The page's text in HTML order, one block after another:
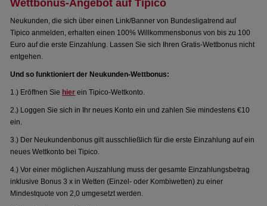
Wettbonus-Angebot auf Tipico
Neukunden, die sich über einen Link/Banner von Bundesligatrend auf
Tipico anmelden, erhalten einen 100% Willkommensbonus von bis zu 100
Euro auf die erste Einzahlung. Lassen Sie sich Ihren Gratis-Wettbonus nicht
entgehen.
Und so funktioniert der Neukunden-Wettbonus:
1.) Eröffnen Sie hier ein Tipico-Wettkonto.
2.) Loggen Sie sich in Ihr neues Konto ein und zahlen Sie mindestens €10
ein.
3.) Der Neukundenbonus gilt ausschließlich für die erste Einzahlung auf ein
neues Wettkonto bei Tipico.
4.) Vor einer möglichen Auszahlung muss der gesamte Einzahlungsbetrag
inklusive Bonus 3 x in Wetten (Einzel- oder Kombiwetten) zu einer
Mindestquote von 2,0 umgesetzt werden.